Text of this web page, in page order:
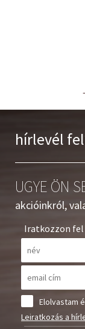
hírlevél
UGYE ÖN
akcióinkról,
Iratkozzon
Elolvastam
Leiratkozás a